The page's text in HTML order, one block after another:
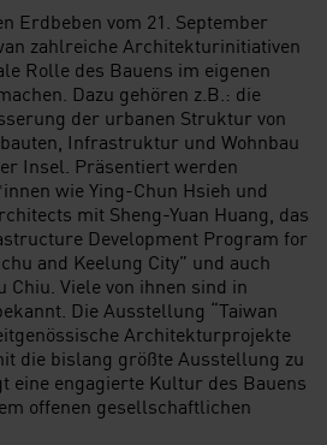
Erdbeben vom 21. September
zahlreiche Architekturinitiativen
Rolle des Bauens im eigenen
Dazu gehören z.B.: die
der urbanen Struktur von
Infrastruktur und Wohnbau
Insel. Präsentiert werden
wie Ying-Chun Hsieh und
mit Sheng-Yuan Huang, das
Development Program for
and Keelung City” und auch
Chiu. Viele von ihnen sind in
Die Ausstellung “Taiwan
Architekturprojekte
die bislang größte Ausstellung zu
eine engagierte Kultur des Bauens
offenen gesellschaftlichen